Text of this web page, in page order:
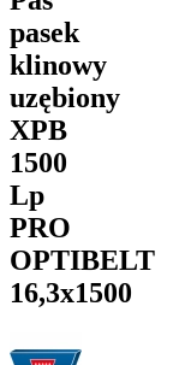
pasek
klinowy
uzębiony
XPB
1500
Lp
PRO
OPTIBELT
16,3x1500